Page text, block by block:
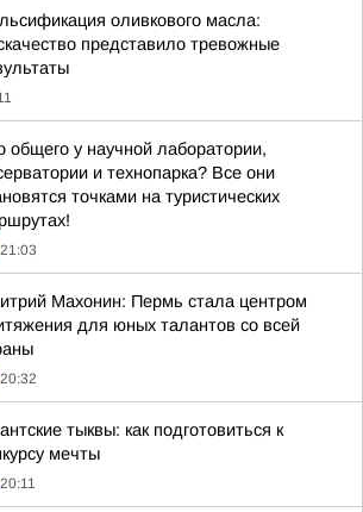
оливкового масла:
представило тревожные
общего у научной лаборатории,
и технопарка? Все они
точками на туристических
21:03
Махонин: Пермь стала центром
для юных талантов со всей
20:32
тыквы: как подготовиться к
мечты
20:11